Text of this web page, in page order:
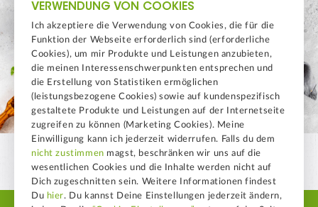
VERWENDUNG VON COOKIES
Ich akzeptiere die Verwendung von Cookies, die für die
Funktion der Webseite erforderlich sind (erforderliche
Cookies), um mir Produkte und Leistungen anzubieten,
die meinen Interessenschwerpunkten entsprechen und
die Erstellung von Statistiken ermöglichen
(leistungsbezogene Cookies) sowie auf kundenspezifisch
gestaltete Produkte und Leistungen auf der Internetseite
zugreifen zu können (Marketing Cookies). Meine
Einwilligung kann ich jederzeit widerrufen. Falls du dem
nicht zustimmen magst, beschränken wir uns auf die
wesentlichen Cookies und die Inhalte werden nicht auf
Dich zugeschnitten sein. Weitere Informationen findest
Du hier. Du kannst Deine Einstellungen jederzeit ändern,